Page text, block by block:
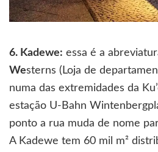
6. Kadewe: essa é a
Westerns (Loja de
numa das extremidades da
estação U-Bahn
ponto a rua muda de nome
A Kadewe tem 60 mil m²